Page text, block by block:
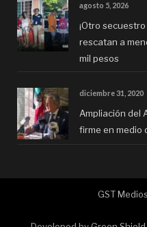
agosto 5, 2026
¡Otro
rescatan a
mil pesos
diciembre 31, 2020
Ampliación del
firme en medio
GST